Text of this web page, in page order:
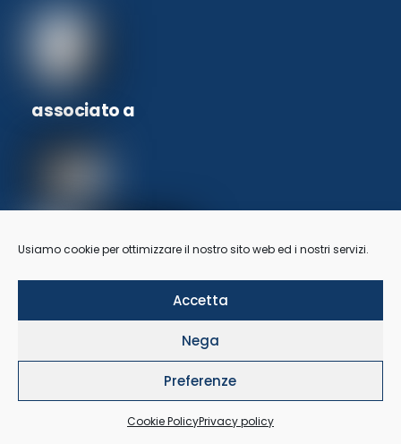
Usiamo cookie per ottimizzare il nostro sito web ed i nostri servizi.
Accetta
Nega
Preferenze
Cookie PolicyPrivacy policy
associato a
©2021-25 Studio associato di consulenza del lavoro di Nicoletta Previtali e
Roberto Piccolo | Passaggio Canonici Lateranensi, 12/C | 24121 Bergamo
| Concept byMr Keting| Hosting by